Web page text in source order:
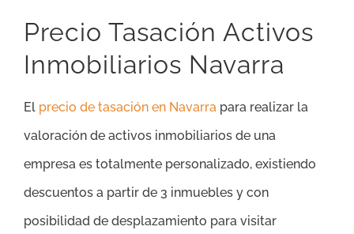
Precio Tasación Activos
Inmobiliarios Navarra
El precio de tasación en Navarra para realizar la
valoración de activos inmobiliarios de una
empresa es totalmente personalizado, existiendo
descuentos a partir de 3 inmuebles y con
posibilidad de desplazamiento para visitar